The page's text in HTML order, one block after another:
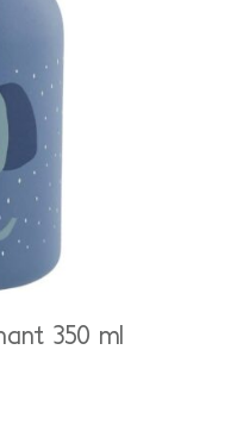
350 ml